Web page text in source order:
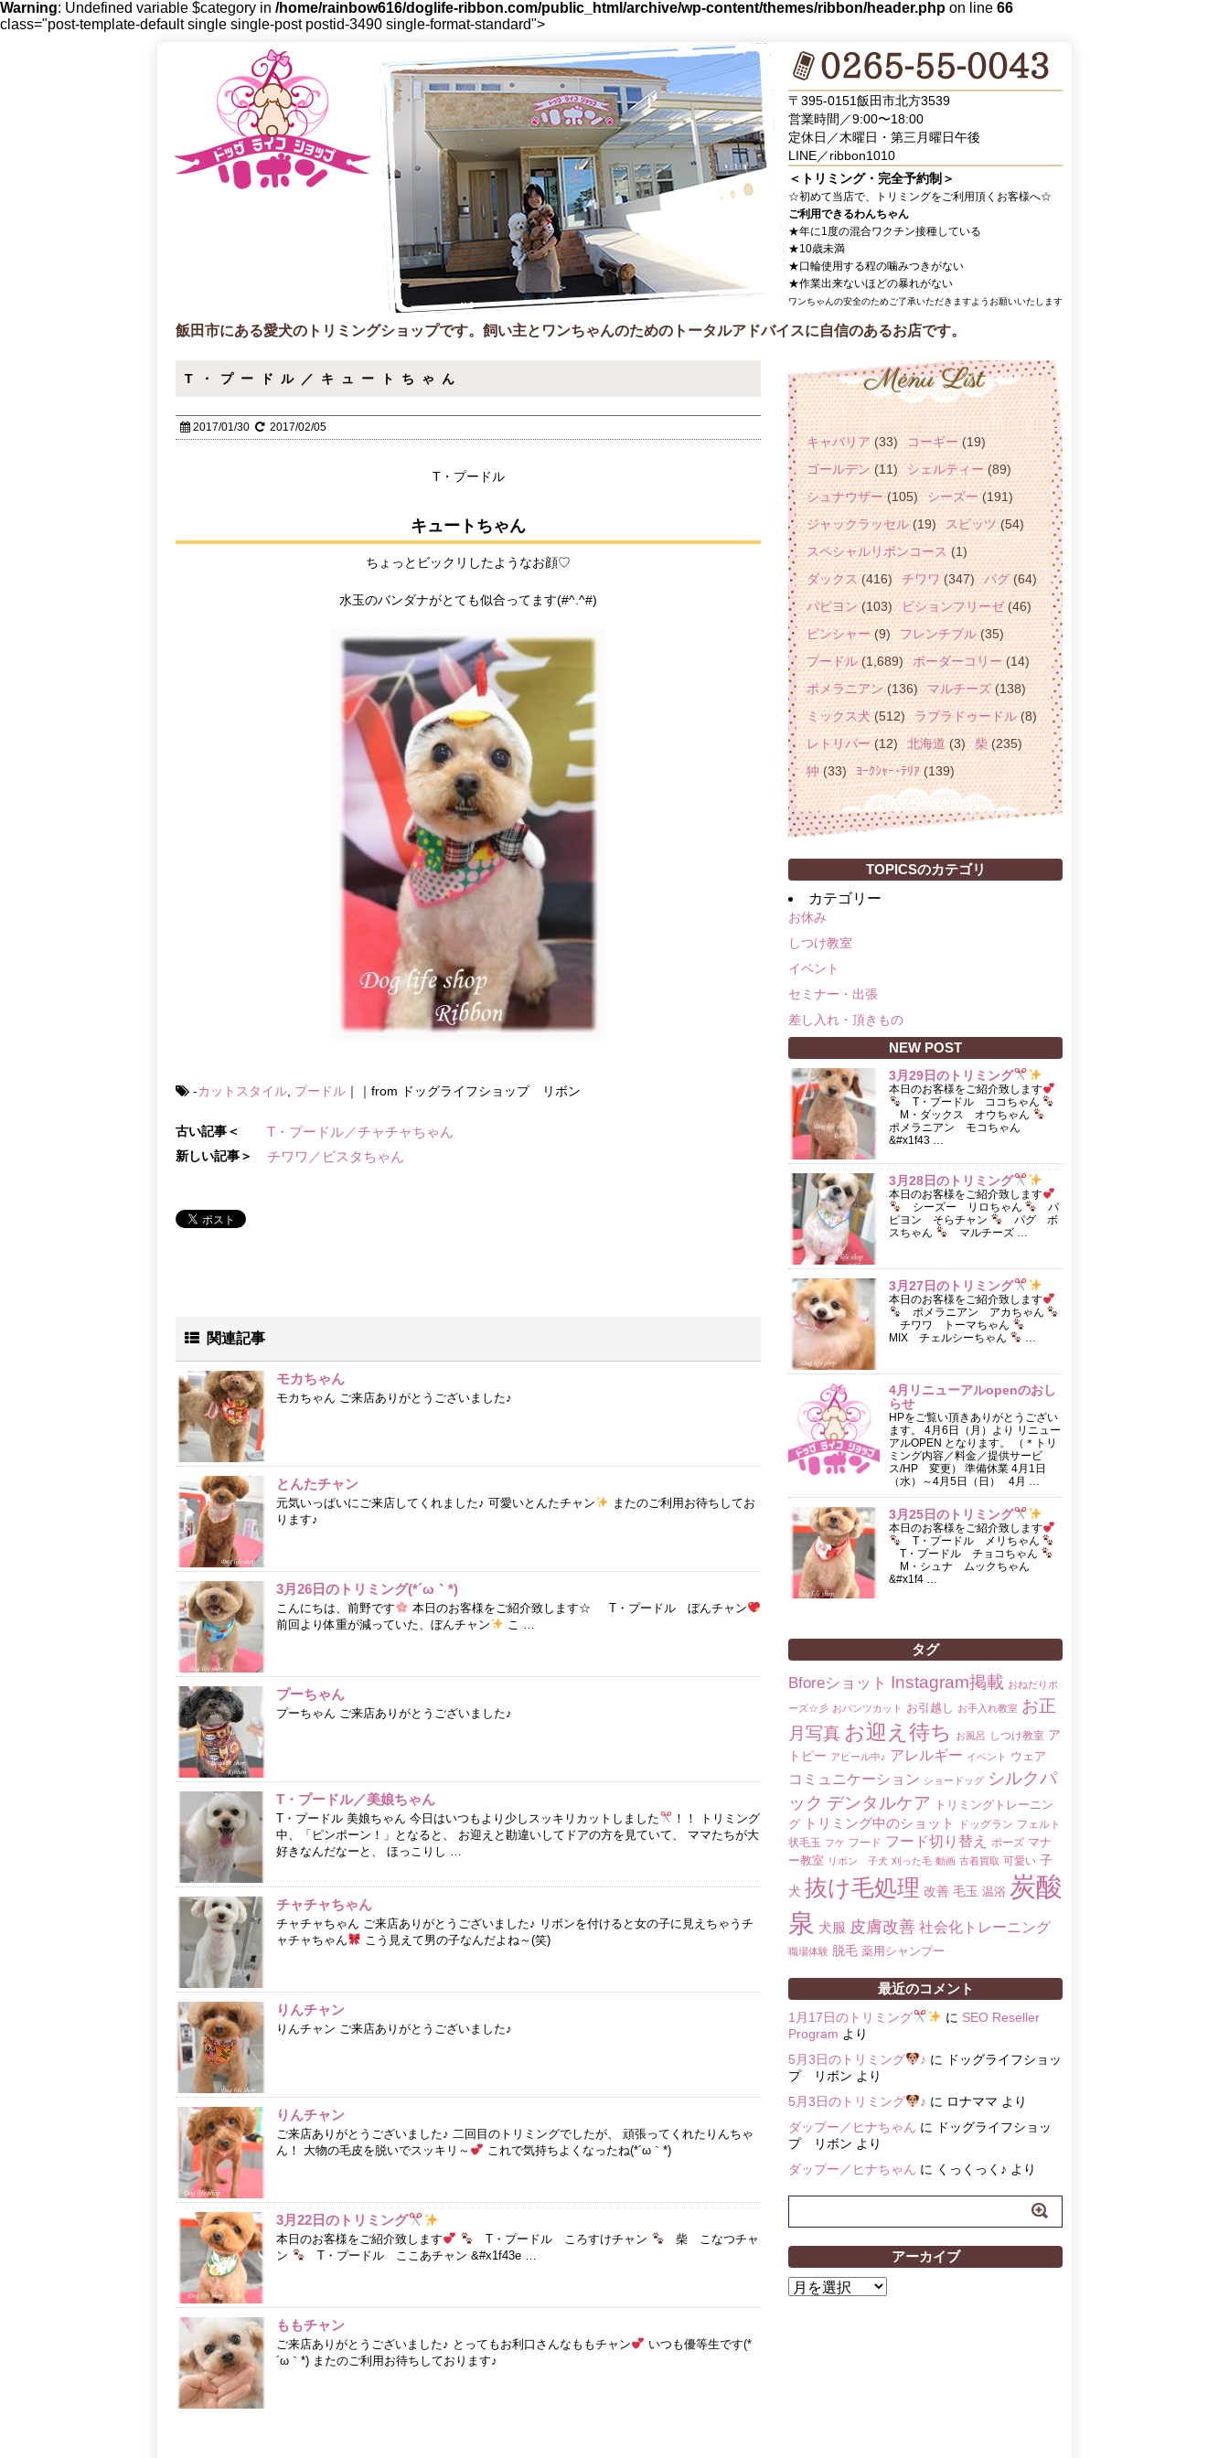
Warning: Undefined variable $category in /home/rainbow616/doglife-ribbon.com/public_html/archive/wp-content/themes/ribbon/header.php on line 66
class="post-template-default single single-post postid-3490 single-format-standard">
〒395-0151飯田市北方3539
営業時間／9:00〜18:00
定休日／木曜日・第三月曜日午後
LINE／ribbon1010
＜トリミング・完全予約制＞
☆初めて当店で、トリミングをご利用頂くお客様へ☆
ご利用できるわんちゃん
★年に1度の混合ワクチン接種している
★10歳未満
★口輪使用する程の噛みつきがない
★作業出来ないほどの暴れがない
ワンちゃんの安全のためご了承いただきますようお願いいたします
飯田市にある愛犬のトリミングショップです。飼い主とワンちゃんのためのトータルアドバイスに自信のあるお店です。
T・プードル／キュートちゃん
2017/01/30 2017/02/05
T・プードル
キュートちゃん
ちょっとビックリしたようなお顔♡
水玉のバンダナがとても似合ってます(#^.^#)
-カットスタイル プードル ｜｜from ドッグライフショップ リボン
古い記事＜ T・プードル／チャチャちゃん
新しい記事＞ チワワ／ビスタちゃん
関連記事
モカちゃん
モカちゃん ご来店ありがとうございました♪
とんたチャン
元気いっぱいにご来店してくれました♪ 可愛いとんたチャン
またのご利用お待ちしてお
ります♪
3月26日のトリミング(*´ω｀*)
こんにちは、前野です
本日のお客様をご紹介致します☆ T・プードル ぼんチャン
前回より体重が減っていた、ぼんチャン
こ …
プーちゃん
プーちゃん ご来店ありがとうございました♪
T・プードル／美娘ちゃん
T・プードル 美娘ちゃん 今日はいつもより少しスッキリカットしました
！！ トリミング
中、「ピンポーン！」となると、 お迎えと勘違いしてドアの方を見ていて、 ママたちが大
好きなんだなーと、 ほっこりし …
チャチャちゃん
チャチャちゃん ご来店ありがとうございました♪ リボンを付けると女の子に見えちゃうチ
ャチャちゃん
こう見えて男の子なんだよね～(笑)
りんチャン
りんチャン ご来店ありがとうございました♪
りんチャン
ご来店ありがとうございました♪ 二回目のトリミングでしたが、 頑張ってくれたりんちゃ
ん！ 大物の毛皮を脱いでスッキリ～
これで気持ちよくなったね(*´ω｀*)
3月22日のトリミング
本日のお客様をご紹介致します T・プードル ころすけチャン
柴 こなつチャ
ン
T・プードル ここあチャン &#x1f43e …
ももチャン
ご来店ありがとうございました♪ とってもお利口さんなももチャン
いつも優等生です(*
´ω｀*) またのご利用お待ちしております♪
キャバリア(33) コーギー(19)
ゴールデン(11) シェルティー(89)
シュナウザー(105) シーズー(191)
ジャックラッセル(19) スピッツ(54)
スペシャルリボンコース(1)
ダックス (416) チワワ(347) パグ(64)
パピヨン(103) ビションフリーゼ(46)
ピンシャー(9) フレンチブル(35)
プードル(1,689) ボーダーコリー(14)
ポメラニアン(136) マルチーズ(138)
ミックス犬(512) ラブラドゥードル (8)
レトリバー(12) 北海道(3) 柴(235)
狆(33) ﾖｰｸｼｬｰ･ﾃﾘｱ(139)
TOPICSのカテゴリ
カテゴリー
お休み
しつけ教室
イベント
セミナー・出張
差し入れ・頂きもの
NEW POST
3月29日のトリミング
本日のお客様をご紹介致します
T・プードル ココちゃん
M・ダックス オウちゃん
ポメラニアン モコちゃん
&#x1f43 …
3月28日のトリミング
本日のお客様をご紹介致します
シーズー リロちゃん
パ
ピヨン そらチャン
パグ ボ
スちゃん
マルチーズ …
3月27日のトリミング
本日のお客様をご紹介致します
ポメラニアン アカちゃん
チワワ トーマちゃん
MIX チェルシーちゃん
4月リニューアルopenのおし
らせ
HPをご覧い頂きありがとうござい
ます。 4月6日（月）より リニュー
アルOPEN となります。 （＊トリ
ミング内容／料金／提供サービ
ス/HP 変更） 準備休業 4月1日
（水）～4月5日（日） 4月 …
3月25日のトリミング
本日のお客様をご紹介致します
T・プードル メリちゃん
T・プードル チョコちゃん
M・シュナ ムックちゃん
&#x1f4 …
タグ
Bforeショット Instagram掲載 おねだりポ
ーズ☆彡 おパンツカット お引越し お手入れ教室 お正
月写真 お迎え待ち お風呂 しつけ教室 ア
トピー アピール中♪ アレルギー イベント ウェア
コミュニケーション ショードッグ シルクパ
ック デンタルケア
トリミングトレーニン
グ トリミング中のショット ドッグラン フェルト
状毛玉 フケ フード フード切り替え ポーズ マナ
ー教室 リボン 子犬 刈った毛 動画 古着買取 可愛い 子
犬 抜け毛処理 改善 毛玉 温浴 炭酸
泉 犬服 皮膚改善 社会化トレーニング
職場体験 脱毛 薬用シャンプー
最近のコメント
1月17日のトリミング に SEO Reseller
Program より
5月3日のトリミング
♪ に
ドッグライフショッ
プ リボン より
5月3日のトリミング
♪ に ロナママ より
ダップー／ヒナちゃん に
ドッグライフショッ
プ リボン より
ダップー／ヒナちゃん に くっくっく♪ より
アーカイブ
ア